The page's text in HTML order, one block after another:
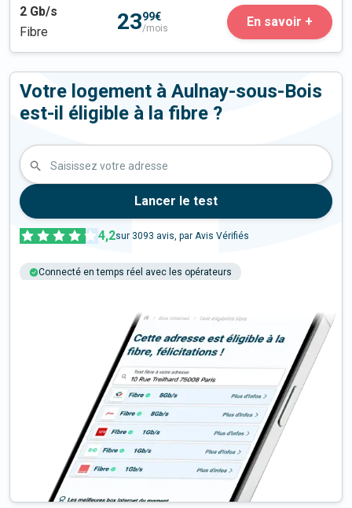
2 Gb/s
Fibre
2399€
/mois En savoir +
Votre logement à Aulnay-sous-Bois
est-il éligible à la fibre ?
Saisissez votre adresse
Lancer le test
4,2sur 3093 avis, par Avis Vérifiés
Connecté en temps réel avec les opérateurs